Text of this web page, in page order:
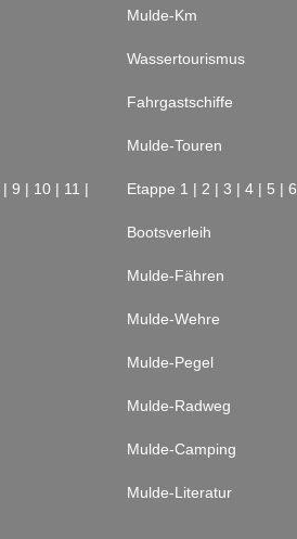
| 9 | 10 | 11 |
Mulde-Km
Wassertourismus
Fahrgastschiffe
Mulde-Touren
Etappe 1 | 2 | 3 | 4 | 5 | 6
Bootsverleih
Mulde-Fähren
Mulde-Wehre
Mulde-Pegel
Mulde-Radweg
Mulde-Camping
Mulde-Literatur